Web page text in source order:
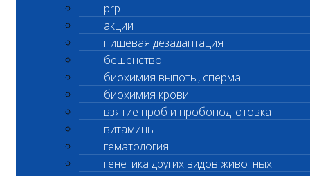
prp
акции
пищевая дезадаптация
бешенство
биохимия выпоты, сперма
биохимия крови
взятие проб и пробоподготовка
витамины
гематология
генетика других видов животных
Уважаемые клиенты!
22.05.2026
Возобновлено выполнение
исследований на ОАК и РЕТИКУЛОЦИТЫ
в лабораторном офисе Владыкино